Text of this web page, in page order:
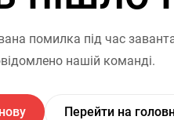
помилка під час
нашій команді.
Перейти на